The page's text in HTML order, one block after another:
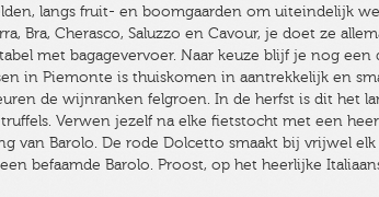
langs fruit- en boomgaarden om uiteindelijk
Bra, Cherasco, Saluzzo en Cavour, je doet ze
met bagagevervoer. Naar keuze blijf je nog een
in Piemonte is thuiskomen in aantrekkelijk en
de wijnranken felgroen. In de herfst is dit het
Verwen jezelf na elke fietstocht met een
van Barolo. De rode Dolcetto smaakt bij vrijwel
befaamde Barolo. Proost, op het heerlijke